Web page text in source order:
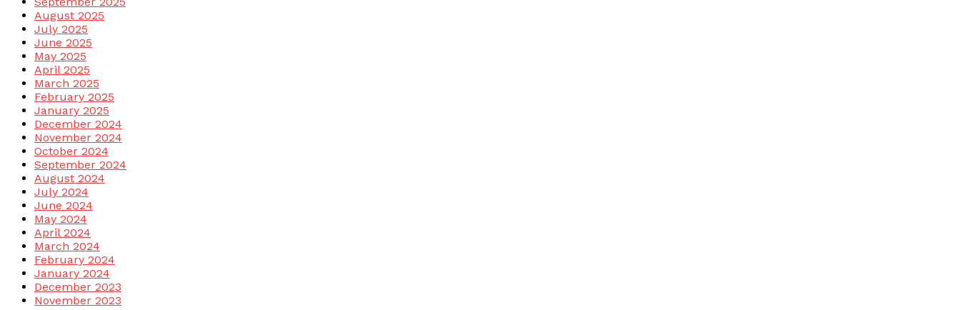
August 2025
July 2025
June 2025
May 2025
April 2025
March 2025
February 2025
January 2025
December 2024
November 2024
October 2024
September 2024
August 2024
July 2024
June 2024
May 2024
April 2024
March 2024
February 2024
January 2024
December 2023
November 2023